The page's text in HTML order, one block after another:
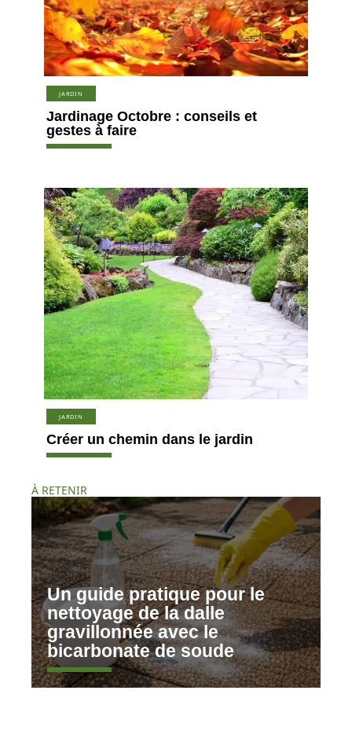
JARDIN
Jardinage Octobre : conseils et
gestes à faire
JARDIN
Créer un chemin dans le jardin
À RETENIR
Un guide pratique pour le
nettoyage de la dalle
gravillonnée avec le
bicarbonate de soude